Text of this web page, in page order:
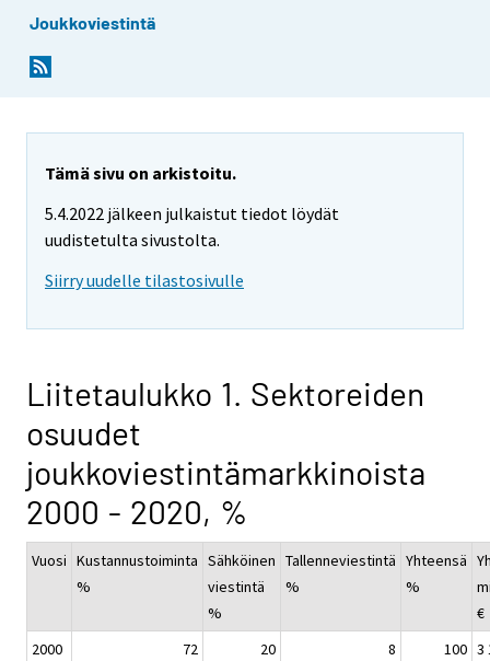
Joukkoviestintä
Tämä sivu on arkistoitu.
5.4.2022 jälkeen julkaistut tiedot löydät
uudistetulta sivustolta.
Siirry uudelle tilastosivulle
Liitetaulukko 1. Sektoreiden
osuudet
joukkoviestintämarkkinoista
2000 - 2020, %
Vuosi Kustannustoiminta
%
Sähköinen
viestintä
%
Tallenneviestintä
%
Yhteensä
%
€
2000
72 20 8 100 3